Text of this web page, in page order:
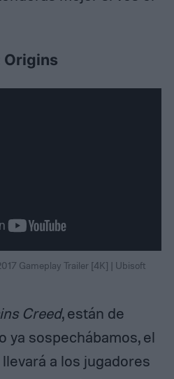
Origins
Gameplay Trailer [4K] | Ubisoft
Creed, están de
ya sospechábamos, el
a los jugadores